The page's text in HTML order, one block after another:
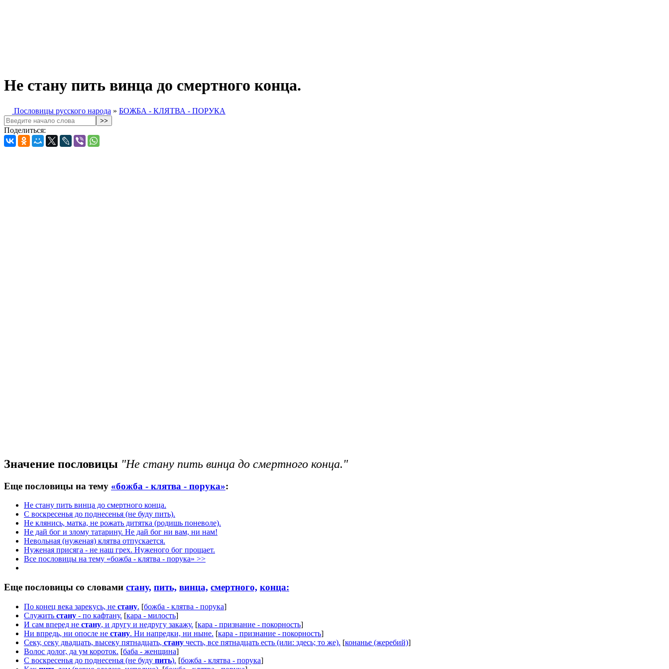
Не стану пить винца до смертного конца.
Пословицы русского народа » БОЖБА - КЛЯТВА - ПОРУКА
Поделиться:
Значение пословицы "Не стану пить винца до смертного конца."
Еще пословицы на тему «божба - клятва - порука»:
Не стану пить винца до смертного конца.
С воскресенья до поднесенья (не буду пить).
Не клянись, матка, не рожать дитятка (родишь поневоле).
Не дай бог и злому татарину. Не дай бог ни вам, ни нам!
Невольная (нуженая) клятва отпускается.
Нуженая присяга - не наш грех. Нуженого бог прощает.
Все пословицы на тему «божба - клятва - порука» >>
Еще пословицы со словами стану, пить, винца, смертного, конца:
По конец века зарекусь, не стану. [божба - клятва - порука]
Служить стану - по кафтану. [кара - милость]
И сам вперед не стану, и другу и недругу закажу. [кара - признание - покорность]
Ни впредь, ни опосле не стану. Ни напредки, ни ныне. [кара - признание - покорность]
Секу, секу двадцать, высеку пятнадцать, стану честь, все пятнадцать есть (или: здесь; то же). [конанье (жеребий)]
Волос долог, да ум короток. [баба - женщина]
С воскресенья до поднесенья (не буду пить). [божба - клятва - порука]